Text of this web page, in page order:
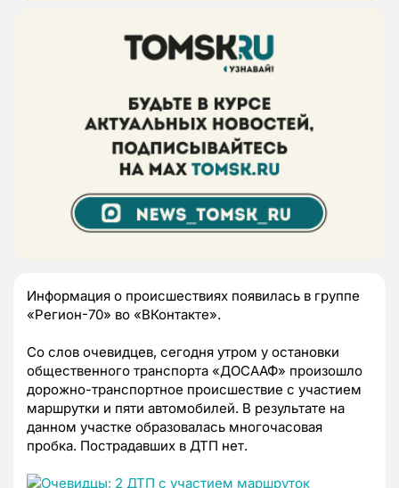
Информация о происшествиях появилась в группе
«Регион-70» во «ВКонтакте».
Со слов очевидцев, сегодня утром у остановки
общественного транспорта «ДОСААФ» произошло
дорожно-транспортное происшествие с участием
маршрутки и пяти автомобилей. В результате на
данном участке образовалась многочасовая
пробка. Пострадавших в ДТП нет.